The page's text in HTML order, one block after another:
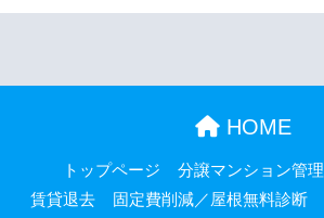
HOME
トップページ 分譲マンション管理
賃貸退去
固定費削減／屋根無料診断